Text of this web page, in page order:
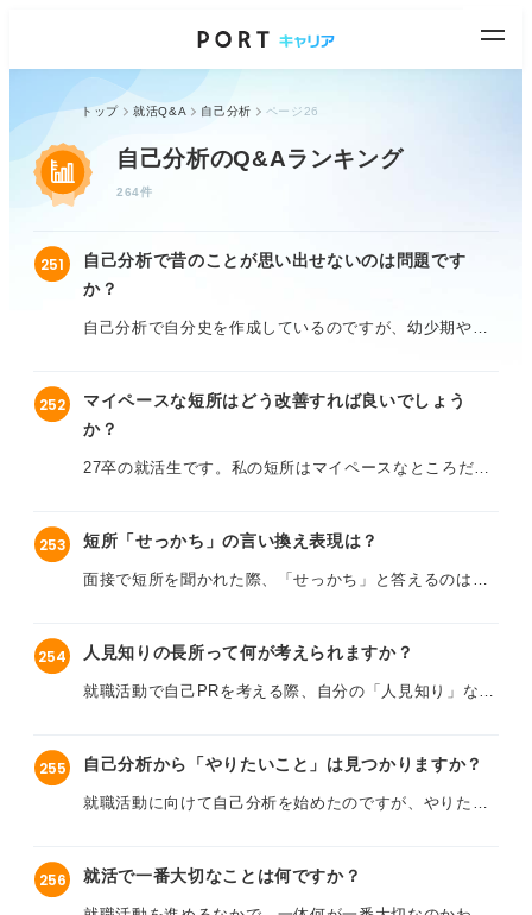
トップ 就活Q&A 自己分析 ページ26
自己分析のQ&Aランキング
264件
251
自己分析で昔のことが思い出せないのは問題です
か？
自己分析で自分史を作成しているのですが、幼少期や小
たくわからず困っています。
周りの友人は「昔から〇〇だった」「あの経験が今の自
分析ができないと、就活に支障が出てしまうのではない
ことはできますか？ また、何か良い方法や、思い出せな
い時の乗り越え方があればアドバイスをいただきたいで
す。
252
マイペースな短所はどう改善すれば良いでしょう
か？
27卒の就活生です。私の短所はマイペースなところだと
面接練習のフィードバックで、ただ「マイペースなとこ
と言われました。
しかし、改善方法や、面接官に納得してもらえる伝え方
しょうか？ よろしくお願いします。
253 短所「せっかち」の言い換え表現は？
面接で短所を聞かれた際、「せっかち」と答えるのはマ
私の短所である「すぐに結果を求めてしまう」「行動が
どのような言葉に言い換えるのが適切でしょうか？
「せっかち」という短所を、面接で正直に伝えつつも、
アコンサルタントの方からのアドバイスをお願いしま
254 人見知りの長所って何が考えられますか？
就職活動で自己PRを考える際、自分の「人見知り」な性
たとえば、慎重に物事を考えたり、相手の言葉を注意深
く聞き、深く理解しようと努める姿勢は、仕事において
「人見知り」を長所としてアピールするのは問題ないで
255 自己分析から「やりたいこと」は見つかりますか？
就職活動に向けて自己分析を始めたのですが、やりたい
自分の強みや興味のあることは何となくわかるのです
が、それが具体的な仕事にどうつながるのかイメージで
256 就活で一番大切なことは何ですか？